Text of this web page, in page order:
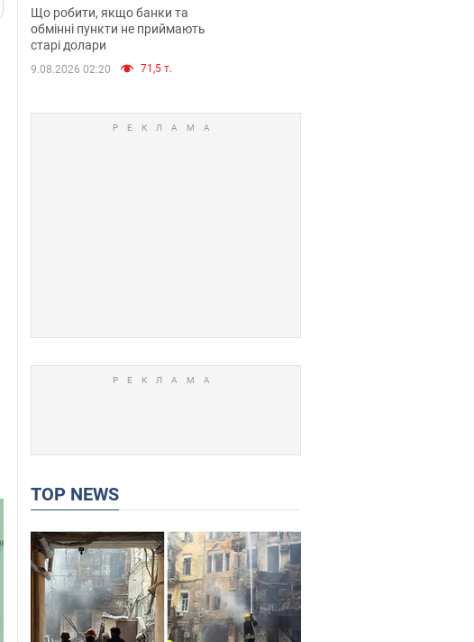
та банки такі купюри
Що робити, якщо банки та
обмінні пункти не приймають
старі долари
9.08.2026 02:20 71,5 т.
TOP NEWS